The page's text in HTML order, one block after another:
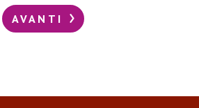
AVANTI